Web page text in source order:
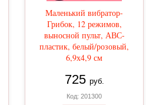
Маленький вибратор-
Грибок, 12 режимов,
выносной пульт, АВС-
пластик, белый/розовый,
6,9х4,9 см
725 руб.
Код: 201300